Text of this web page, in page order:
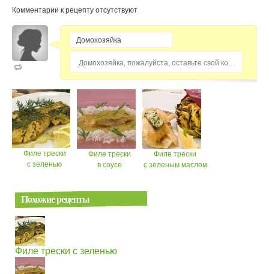
Комментарии к рецепту отсутствуют
Домохозяйка, пожалуйста, оставьте свой комментарий...
Филе трески
с зеленью
Филе трески
в соусе
Филе трески
с зеленым маслом
Похожие рецепты
Филе трески с зеленью